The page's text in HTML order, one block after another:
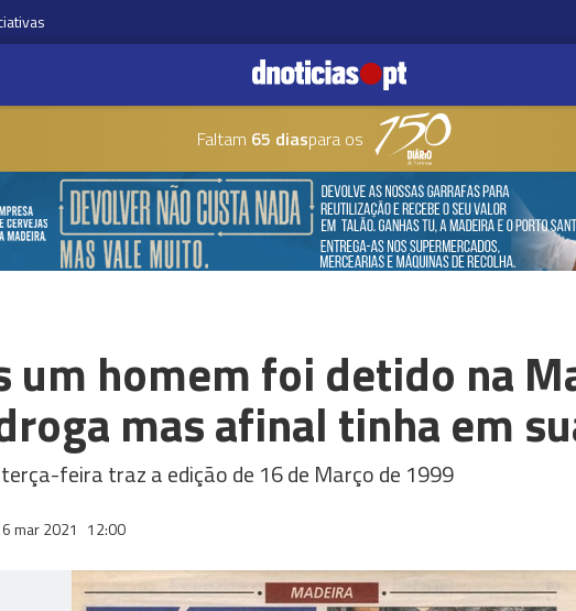
Faltam 65 diaspara os
um homem foi detido na
mas afinal tinha em
feira traz a edição de 16 de Março de 1999
mar 2021 12:00